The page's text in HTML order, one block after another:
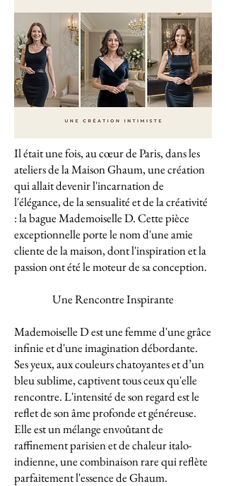
Il était une fois, au cœur de Paris, dans les
ateliers de la Maison Ghaum, une création
qui allait devenir l'incarnation de
l'élégance, de la sensualité et de la créativité
: la bague Mademoiselle D. Cette pièce
exceptionnelle porte le nom d'une amie
cliente de la maison, dont l'inspiration et la
passion ont été le moteur de sa conception.
Une Rencontre Inspirante
Mademoiselle D est une femme d'une grâce
infinie et d'une imagination débordante.
Ses yeux, aux couleurs chatoyantes et d’un
bleu sublime, captivent tous ceux qu'elle
rencontre. L'intensité de son regard est le
reflet de son âme profonde et généreuse.
Elle est un mélange envoûtant de
raffinement parisien et de chaleur italo-
indienne, une combinaison rare qui reflète
parfaitement l'essence de Ghaum.